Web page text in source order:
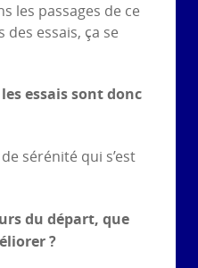
les passages de ce
essais, ça se
essais sont donc
sérénité qui s’est
du départ, que
?